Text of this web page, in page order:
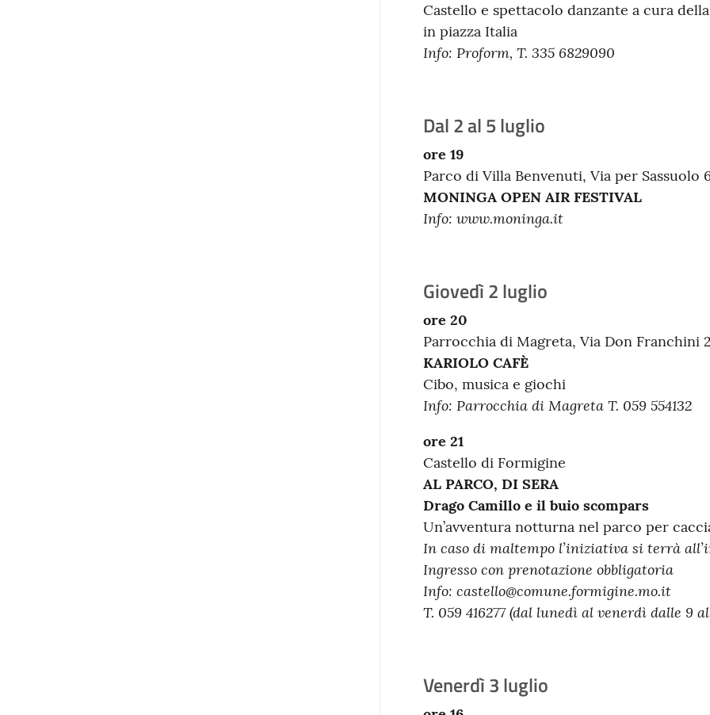
Castello e spettacolo danzante a cura
in piazza Italia
Info: Proform, T. 335 6829090
Dal 2 al 5 luglio
ore 19
Parco di Villa Benvenuti, Via per Sassuolo
MONINGA OPEN AIR FESTIVAL
Info: www.moninga.it
Giovedì 2 luglio
ore 20
Parrocchia di Magreta, Via Don Franchini
KARIOLO CAFÈ
Cibo, musica e giochi
Info: Parrocchia di Magreta T. 059 554132
ore 21
Castello di Formigine
AL PARCO, DI SERA
Drago Camillo e il buio scompars
Un’avventura notturna nel parco per
In caso di maltempo l’iniziativa si terrà
Ingresso con prenotazione obbligatoria
Info: castello@comune.formigine.mo.it
T. 059 416277 (dal lunedì al venerdì dalle 9
Venerdì 3 luglio